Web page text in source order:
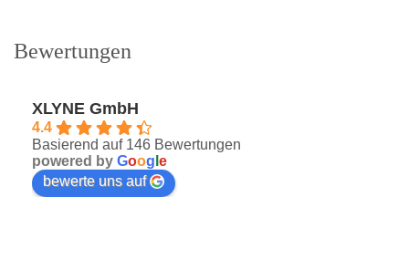
Bewertungen
XLYNE GmbH
4.4
Basierend auf 146 Bewertungen
powered by Goog e
bewerte uns auf